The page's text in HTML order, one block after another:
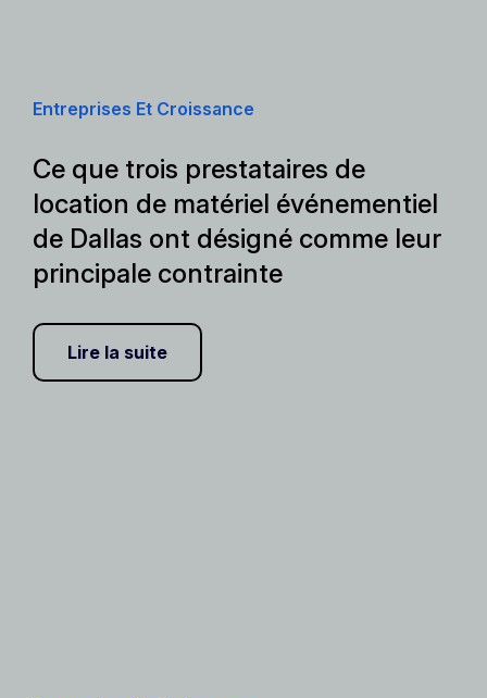
Entreprises Et Croissance
Ce que trois prestataires de
location de matériel événementiel
de Dallas ont désigné comme leur
principale contrainte
Lire la suite